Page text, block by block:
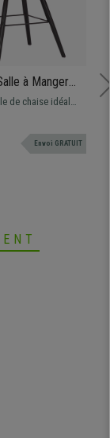
à Manger
Design
en Bois
de chaise idéal
touche de
salle à manger
chaise sublimera
Envoi GRATUIT